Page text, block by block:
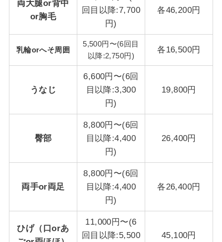
両大腿or背中
or胸毛
回目以降:7,700
円)
各46,200円
乳輪orへそ周囲
5,500円〜(6回目
以降:2,750円)
各16,500円
うなじ
6,600円〜(6回
目以降:3,300
円)
19,800円
臀部
8,800円〜(6回
目以降:4,400
円)
26,400円
両手or両足
8,800円〜(6回
目以降:4,400
円)
各26,400円
ひげ（口orあ
11,000円〜(6
回目以降:5,500
45,100円